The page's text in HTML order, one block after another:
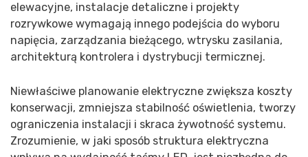
elewacyjne, instalacje detaliczne i projekty
rozrywkowe wymagają innego podejścia do wyboru
napięcia, zarządzania bieżącego, wtrysku zasilania,
architekturą kontrolera i dystrybucji termicznej.
Niewłaściwe planowanie elektryczne zwiększa koszty
konserwacji, zmniejsza stabilność oświetlenia, tworzy
ograniczenia instalacji i skraca żywotność systemu.
Zrozumienie, w jaki sposób struktura elektryczna